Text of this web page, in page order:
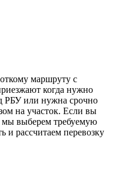
маршруту с
когда нужно
РБУ или нужна срочно
на участок. Если вы
мы выберем требуемую
и рассчитаем перевозку